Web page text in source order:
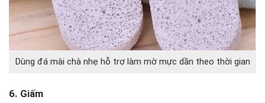
Dùng đá mài chà nhẹ hỗ trợ làm mờ mực dần theo thời gian
6. Giấm